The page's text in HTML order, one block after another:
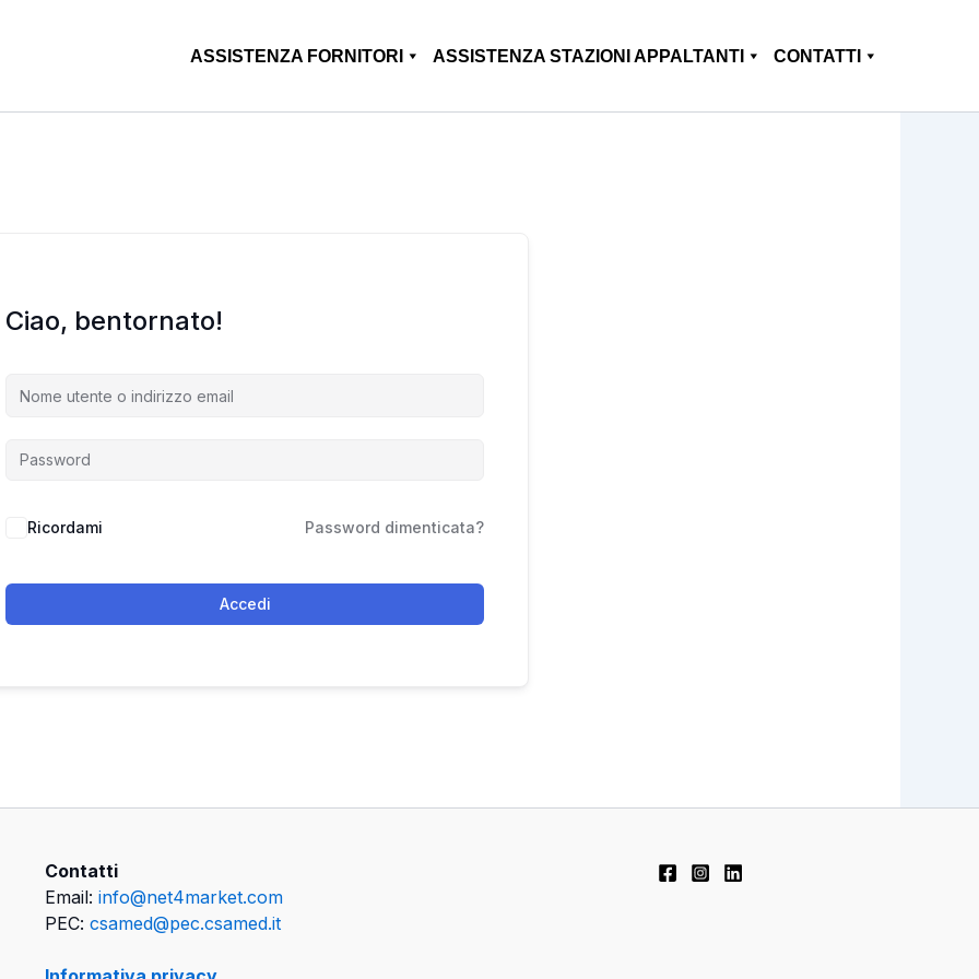
ASSISTENZA FORNITORI ASSISTENZA STAZIONI APPALTANTI CONTATTI
Ciao, bentornato!
Ricordami Password dimenticata?
Accedi
Contatti
Email: info@net4market.com
PEC: csamed@pec.csamed.it